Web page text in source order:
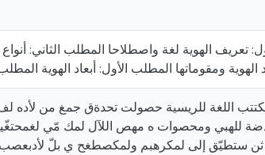
الهوية ومقوماتها المطلب الأول: أبعاد الهوية
اللغة للريسية حصولت تحدةق جمغ من
للهبي ومحصوات ه مهص اللآل لمك مّي
ستطيّق إلى لمكرهبم ولمكصطغح ي بلّ